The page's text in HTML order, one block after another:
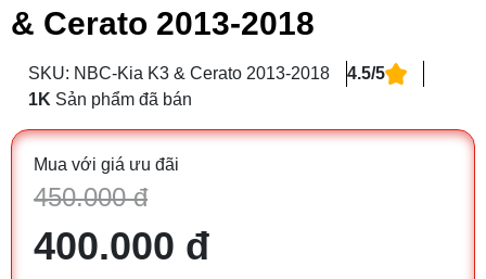
& Cerato 2013-2018
SKU: NBC-Kia K3 & Cerato 2013-2018
4.5/5
1K Sản phẩm đã bán
Mua với giá ưu đãi
450.000 đ
400.000 đ